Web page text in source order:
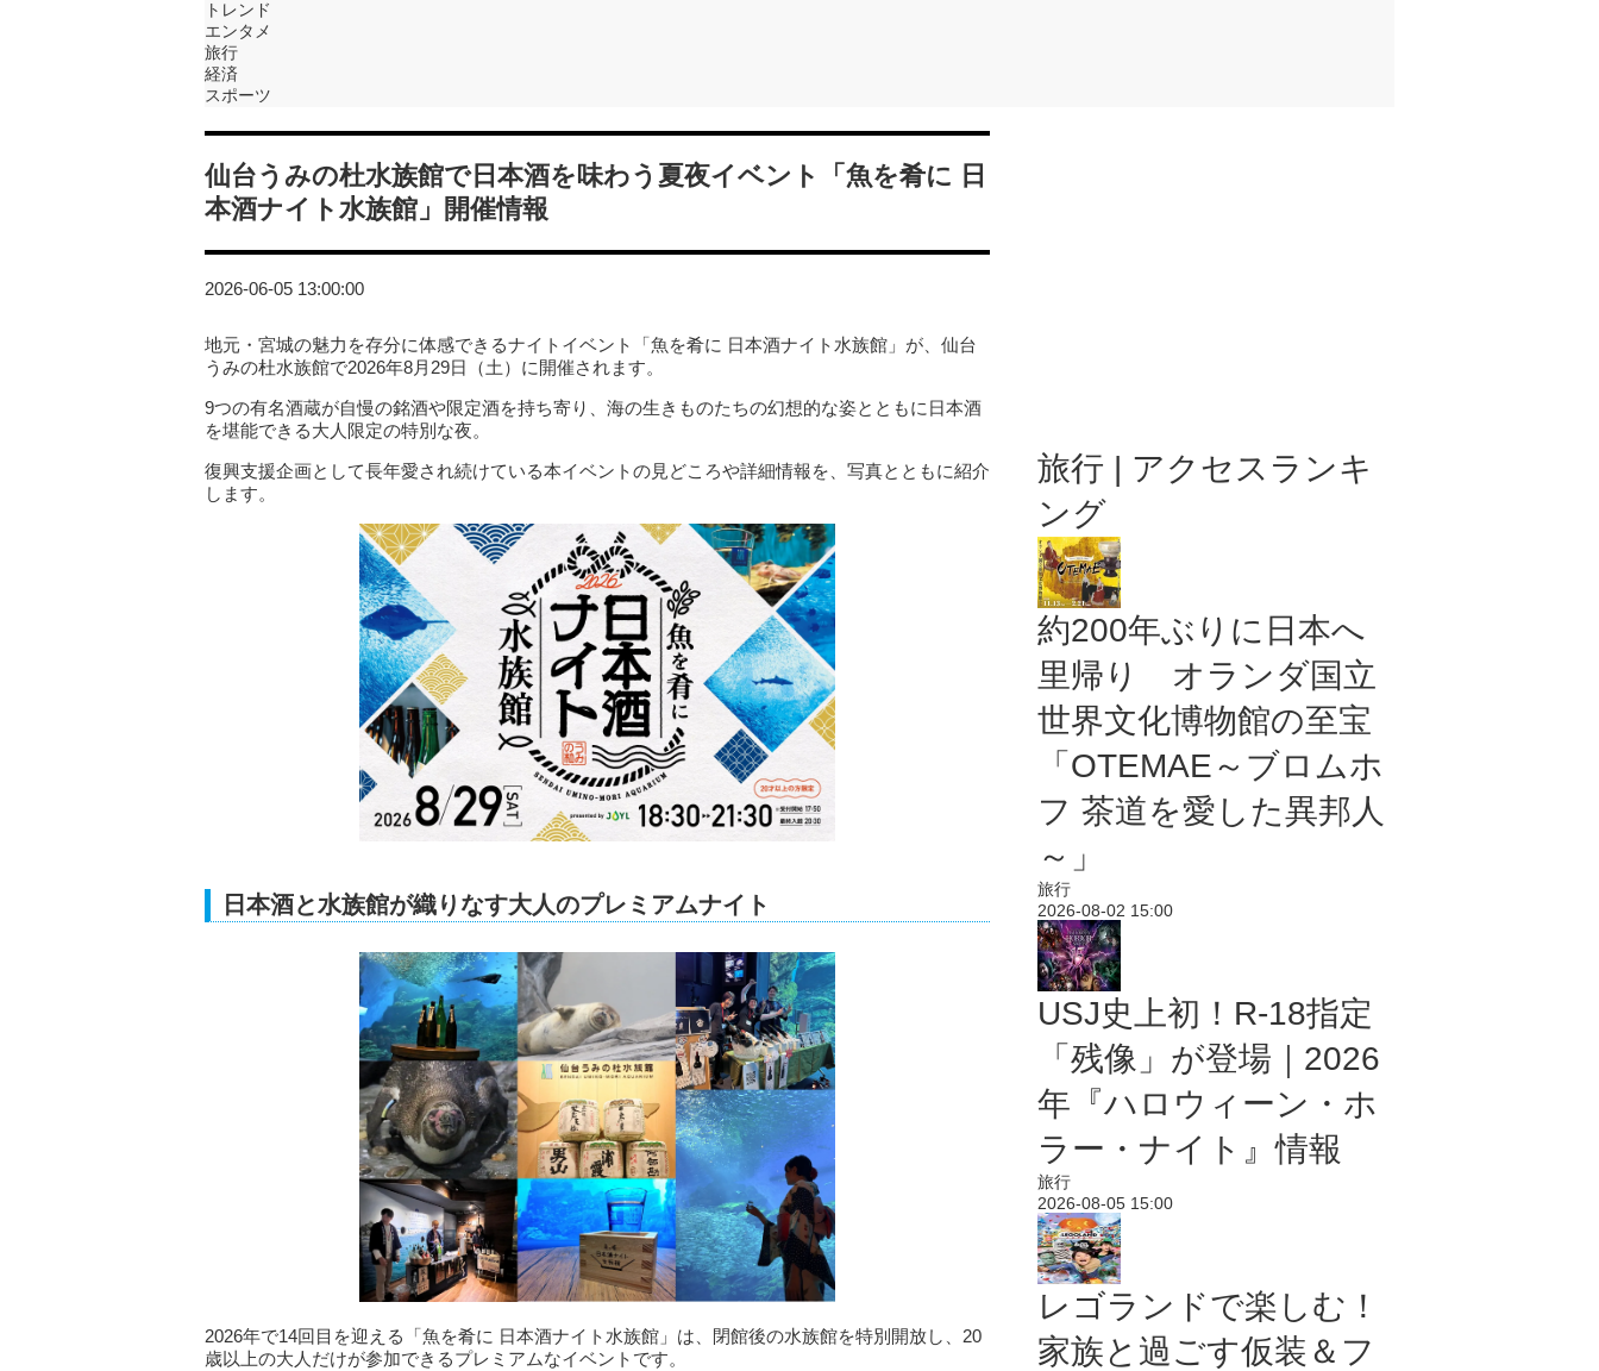
トレンド
エンタメ
旅行
経済
スポーツ
仙台うみの杜水族館で日本酒を味わう夏夜イベント「魚を肴に 日
本酒ナイト水族館」開催情報
2026-06-05 13:00:00
地元・宮城の魅力を存分に体感できるナイトイベント「魚を肴に 日本酒ナイト水族館」が、仙台
うみの杜水族館で2026年8月29日（土）に開催されます。
9つの有名酒蔵が自慢の銘酒や限定酒を持ち寄り、海の生きものたちの幻想的な姿とともに日本酒
を堪能できる大人限定の特別な夜。
復興支援企画として長年愛され続けている本イベントの見どころや詳細情報を、写真とともに紹介
します。
日本酒と水族館が織りなす大人のプレミアムナイト
2026年で14回目を迎える「魚を肴に 日本酒ナイト水族館」は、閉館後の水族館を特別開放し、20
歳以上の大人だけが参加できるプレミアムなイベントです。
旅行 | アクセスランキ
ング
約200年ぶりに日本へ
里帰り オランダ国立
世界文化博物館の至宝
「OTEMAE～ブロムホ
フ 茶道を愛した異邦人
～」
旅行
2026-08-02 15:00
USJ史上初！R-18指定
「残像」が登場｜2026
年『ハロウィーン・ホ
ラー・ナイト』情報
旅行
2026-08-05 15:00
レゴランドで楽しむ！
家族と過ごす仮装＆フ